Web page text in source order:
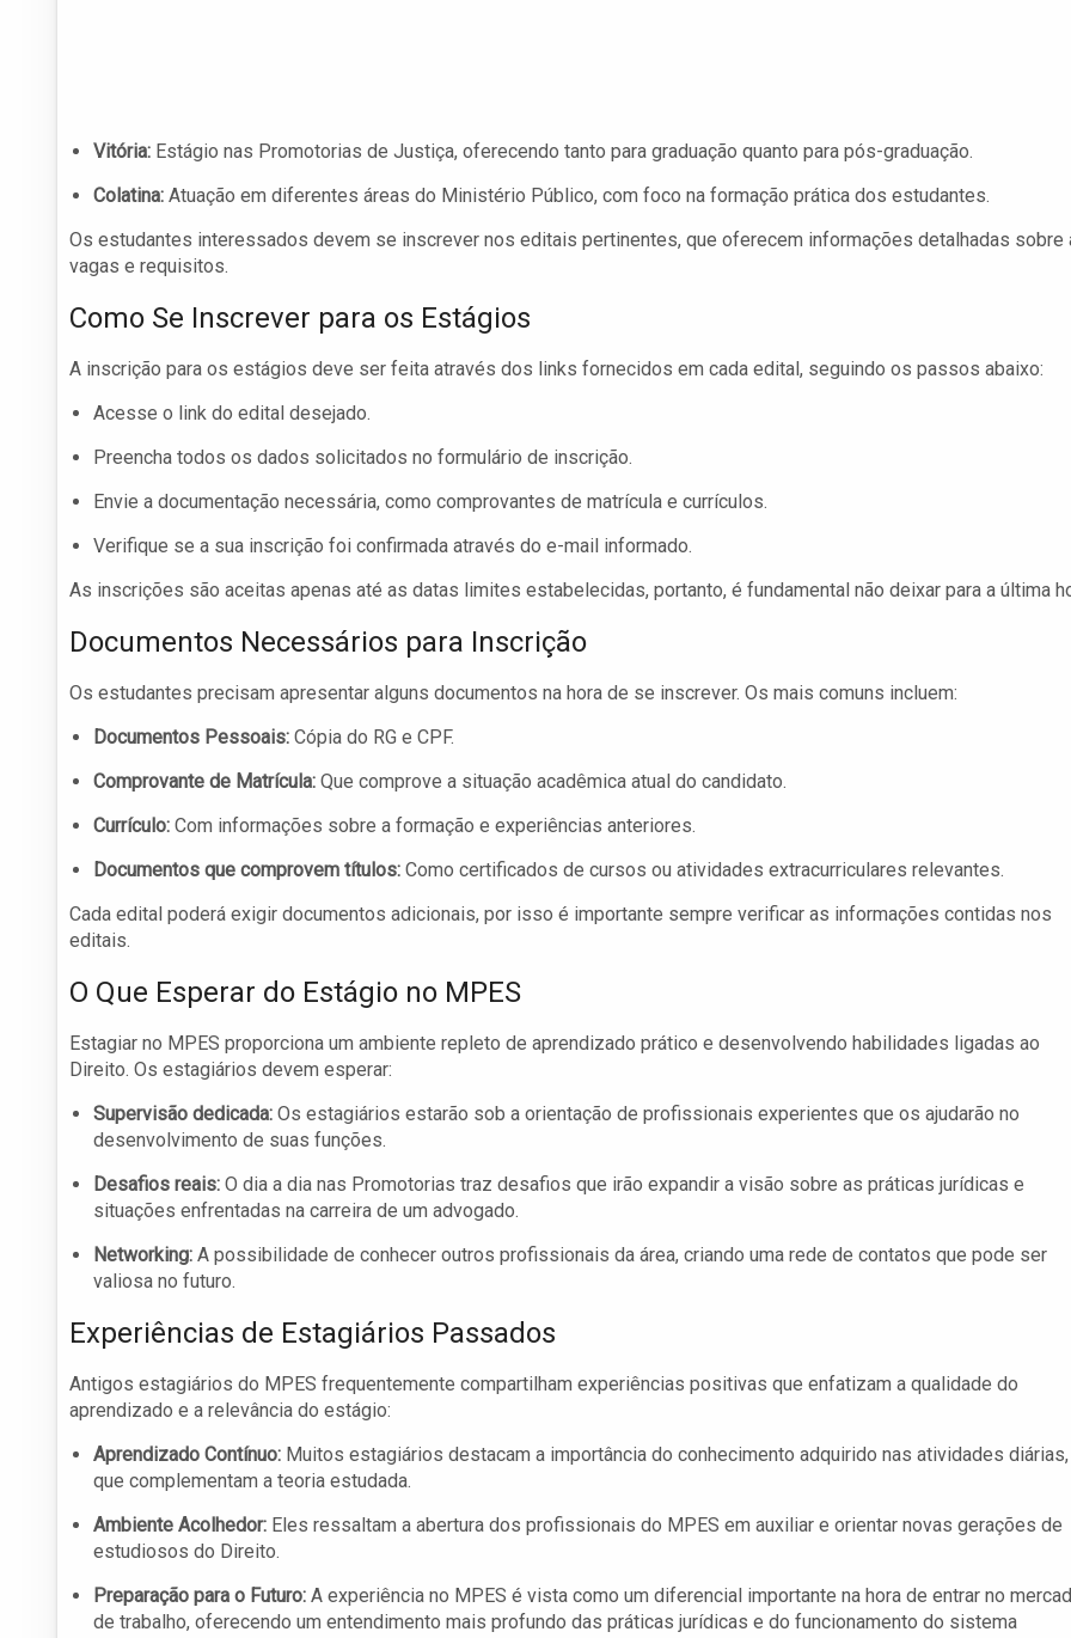
Vitória: Estágio nas Promotorias de Justiça, oferecendo tanto para graduação quanto para pós-graduação.
Colatina: Atuação em diferentes áreas do Ministério Público, com foco na formação prática dos estudantes.
Os estudantes interessados devem se inscrever nos editais pertinentes, que oferecem informações detalhadas sobre
vagas e requisitos.
Como Se Inscrever para os Estágios
A inscrição para os estágios deve ser feita através dos links fornecidos em cada edital, seguindo os passos abaixo:
Acesse o link do edital desejado.
Preencha todos os dados solicitados no formulário de inscrição.
Envie a documentação necessária, como comprovantes de matrícula e currículos.
Verifique se a sua inscrição foi confirmada através do e-mail informado.
As inscrições são aceitas apenas até as datas limites estabelecidas, portanto, é fundamental não deixar para a última
Documentos Necessários para Inscrição
Os estudantes precisam apresentar alguns documentos na hora de se inscrever. Os mais comuns incluem:
Documentos Pessoais: Cópia do RG e CPF.
Comprovante de Matrícula: Que comprove a situação acadêmica atual do candidato.
Currículo: Com informações sobre a formação e experiências anteriores.
Documentos que comprovem títulos: Como certificados de cursos ou atividades extracurriculares relevantes.
Cada edital poderá exigir documentos adicionais, por isso é importante sempre verificar as informações contidas nos
editais.
O Que Esperar do Estágio no MPES
Estagiar no MPES proporciona um ambiente repleto de aprendizado prático e desenvolvendo habilidades ligadas ao
Direito. Os estagiários devem esperar:
Supervisão dedicada: Os estagiários estarão sob a orientação de profissionais experientes que os ajudarão no
desenvolvimento de suas funções.
Desafios reais: O dia a dia nas Promotorias traz desafios que irão expandir a visão sobre as práticas jurídicas e
situações enfrentadas na carreira de um advogado.
Networking: A possibilidade de conhecer outros profissionais da área, criando uma rede de contatos que pode ser
valiosa no futuro.
Experiências de Estagiários Passados
Antigos estagiários do MPES frequentemente compartilham experiências positivas que enfatizam a qualidade do
aprendizado e a relevância do estágio:
Aprendizado Contínuo: Muitos estagiários destacam a importância do conhecimento adquirido nas atividades diárias,
que complementam a teoria estudada.
Ambiente Acolhedor: Eles ressaltam a abertura dos profissionais do MPES em auxiliar e orientar novas gerações de
estudiosos do Direito.
Preparação para o Futuro: A experiência no MPES é vista como um diferencial importante na hora de entrar no
de trabalho, oferecendo um entendimento mais profundo das práticas jurídicas e do funcionamento do sistema